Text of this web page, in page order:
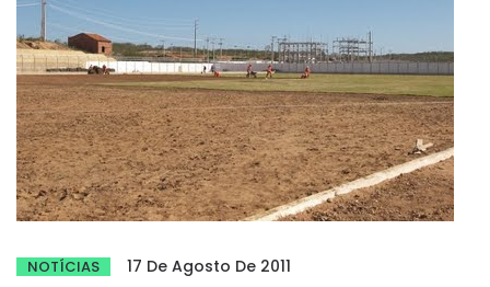
NOTÍCIAS 17 De Agosto De 2011